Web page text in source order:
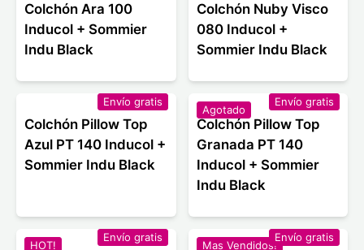
Colchón Ara 100
Inducol + Sommier
Indu Black
Colchón Nuby Visco
080 Inducol +
Sommier Indu Black
Envío gratis
Colchón Pillow Top
Azul PT 140 Inducol +
Sommier Indu Black
Agotado
Envío gratis
Colchón Pillow Top
Granada PT 140
Inducol + Sommier
Indu Black
HOT!
Envío gratis
Mas Vendidos!
Envío gratis